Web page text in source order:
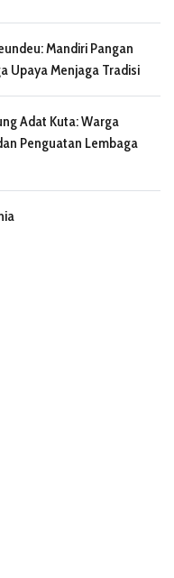
Mandiri Pangan
Upaya Menjaga Tradisi
Adat Kuta: Warga
Penguatan Lembaga